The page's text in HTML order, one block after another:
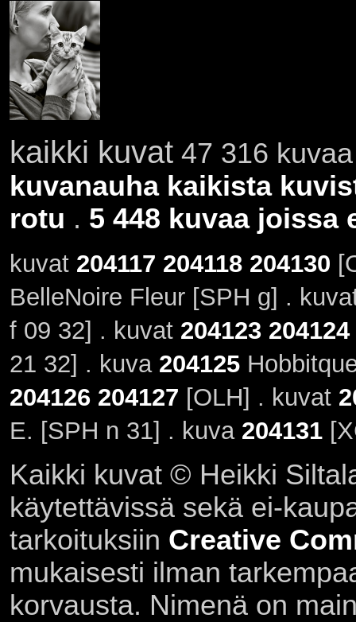
kaikki kuvat47 316
kuvanauha kaikista
rotu . 5 448 kuvaa joissa
kuvat 204117 204118 204130
BelleNoire Fleur [SPH g] .
f 09 32] . kuvat 204123 204124
21 32] . kuva 204125
204126 204127 [OLH] . kuvat
E. [SPH n 31] . kuva 204131
Kaikki kuvat © Heikki
käytettävissä sekä ei-
tarkoituksiin Creative
mukaisesti ilman
korvausta. Nimenä on